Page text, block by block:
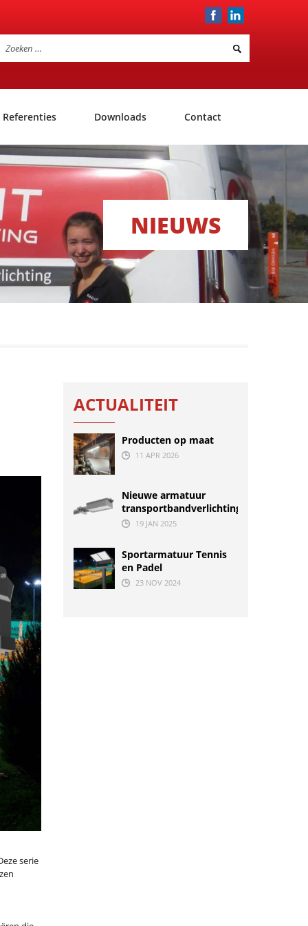
Referenties Downloads Contact
NIEUWS
serie
ACTUALITEIT
Producten op maat
11 APR 2026
Nieuwe armatuur
transportbandverlichting
19 JAN 2025
Sportarmatuur Tennis
en Padel
23 NOV 2024